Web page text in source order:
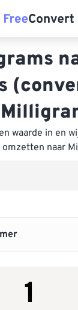
waarde in en
naar